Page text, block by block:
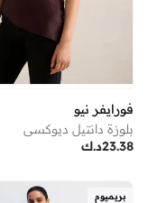
فورايفر نيو
بلوزة دانتيل ديوكسي
د.ك23.38
بريميوم